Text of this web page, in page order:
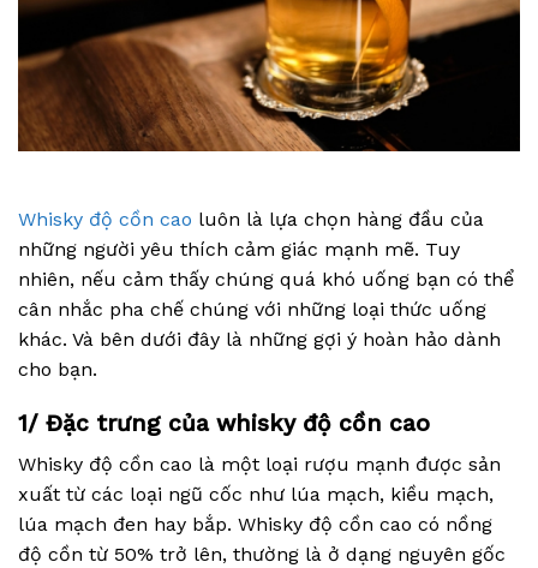
Whisky độ cồn cao luôn là lựa chọn hàng đầu của
những người yêu thích cảm giác mạnh mẽ. Tuy
nhiên, nếu cảm thấy chúng quá khó uống bạn có thể
cân nhắc pha chế chúng với những loại thức uống
khác. Và bên dưới đây là những gợi ý hoàn hảo dành
cho bạn.
1/ Đặc trưng của whisky độ cồn cao
Whisky độ cồn cao là một loại rượu mạnh được sản
xuất từ các loại ngũ cốc như lúa mạch, kiều mạch,
lúa mạch đen hay bắp. Whisky độ cồn cao có nồng
độ cồn từ 50% trở lên, thường là ở dạng nguyên gốc